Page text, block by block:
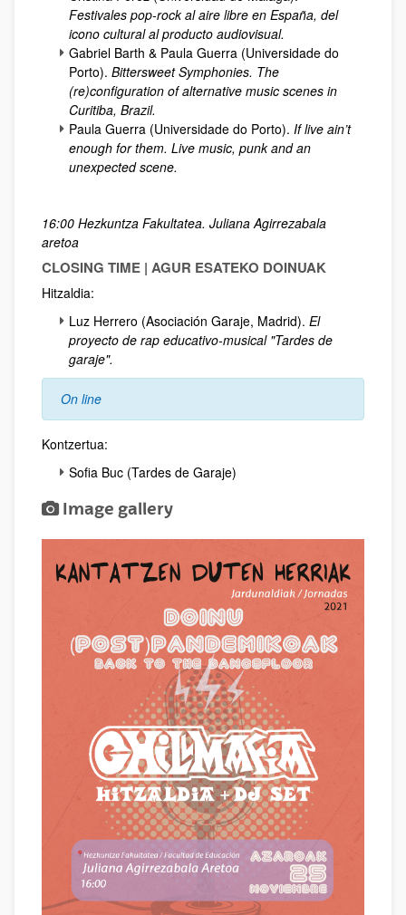
Festivales pop-rock al aire libre en España, del
icono cultural al producto audiovisual.
Gabriel Barth & Paula Guerra (Universidade do
Porto). Bittersweet Symphonies. The
(re)configuration of alternative music scenes in
Curitiba, Brazil.
Paula Guerra (Universidade do Porto). If live ain’t
enough for them. Live music, punk and an
unexpected scene.
16:00 Hezkuntza Fakultatea. Juliana Agirrezabala
aretoa
CLOSING TIME | AGUR ESATEKO DOINUAK
Hitzaldia:
Luz Herrero (Asociación Garaje, Madrid). El
proyecto de rap educativo-musical "Tardes de
garaje".
On line
Kontzertua:
Sofia Buc (Tardes de Garaje)
Image gallery